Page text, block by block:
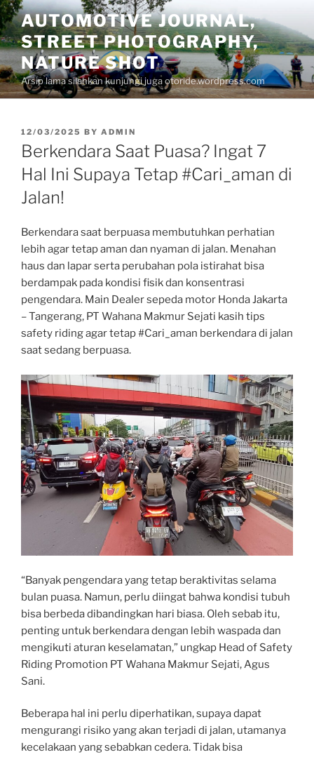
Skip
to
content
AUTOMOTIVE JOURNAL,
STREET PHOTOGRAPHY,
NATURE SHOT
Arsip lama silahkan kunjungi juga otoride.wordpress.com
POSTED
ON
12/03/2025 BY ADMIN
Berkendara Saat Puasa? Ingat 7
Hal Ini Supaya Tetap #Cari_aman di
Jalan!
Berkendara saat berpuasa membutuhkan perhatian
lebih agar tetap aman dan nyaman di jalan. Menahan
haus dan lapar serta perubahan pola istirahat bisa
berdampak pada kondisi fisik dan konsentrasi
pengendara. Main Dealer sepeda motor Honda Jakarta
– Tangerang, PT Wahana Makmur Sejati kasih tips
safety riding agar tetap #Cari_aman berkendara di jalan
saat sedang berpuasa.
“Banyak pengendara yang tetap beraktivitas selama
bulan puasa. Namun, perlu diingat bahwa kondisi tubuh
bisa berbeda dibandingkan hari biasa. Oleh sebab itu,
penting untuk berkendara dengan lebih waspada dan
mengikuti aturan keselamatan,” ungkap Head of Safety
Riding Promotion PT Wahana Makmur Sejati, Agus
Sani.
Beberapa hal ini perlu diperhatikan, supaya dapat
mengurangi risiko yang akan terjadi di jalan, utamanya
kecelakaan yang sebabkan cedera. Tidak bisa